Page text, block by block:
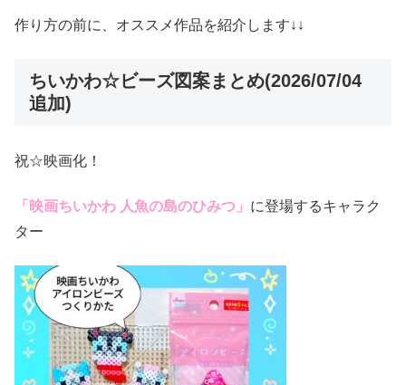
作り方の前に、オススメ作品を紹介します↓↓
ちいかわ☆ビーズ図案まとめ(2026/07/04
追加)
祝☆映画化！
「映画ちいかわ 人魚の島のひみつ」 に登場するキャラク
ター